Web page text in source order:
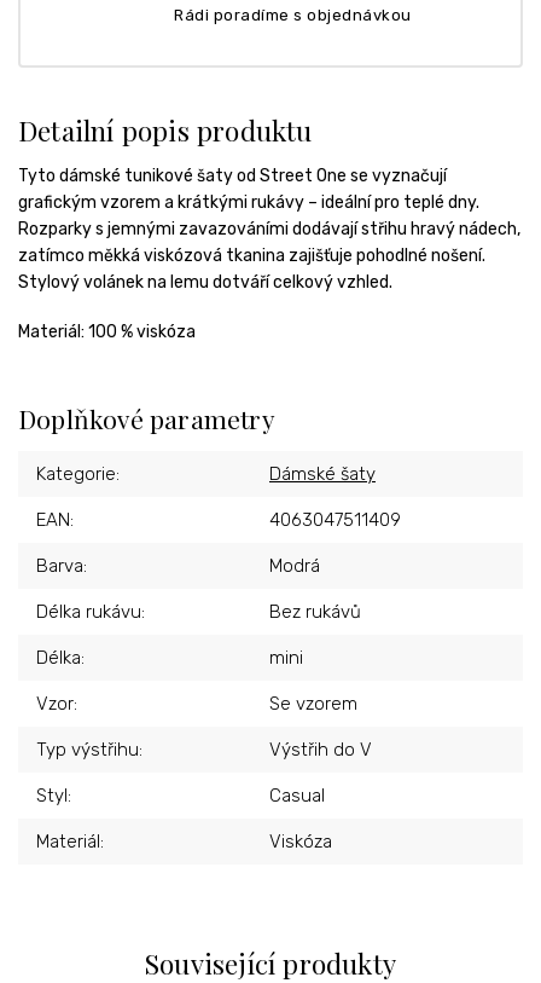
Rádi poradíme s objednávkou
Související produkty
Detailní popis produktu
Tyto dámské tunikové šaty od Street One se vyznačují
grafickým vzorem a krátkými rukávy – ideální pro teplé dny.
Rozparky s jemnými zavazováními dodávají střihu hravý nádech,
zatímco měkká viskózová tkanina zajišťuje pohodlné nošení.
Stylový volánek na lemu dotváří celkový vzhled.
Materiál: 100 % viskóza
Doplňkové parametry
Kategorie: Dámské šaty
EAN: 4063047511409
Barva: Modrá
Délka rukávu: Bez rukávů
Délka: mini
Vzor: Se vzorem
Typ výstřihu: Výstřih do V
Styl: Casual
Materiál: Viskóza